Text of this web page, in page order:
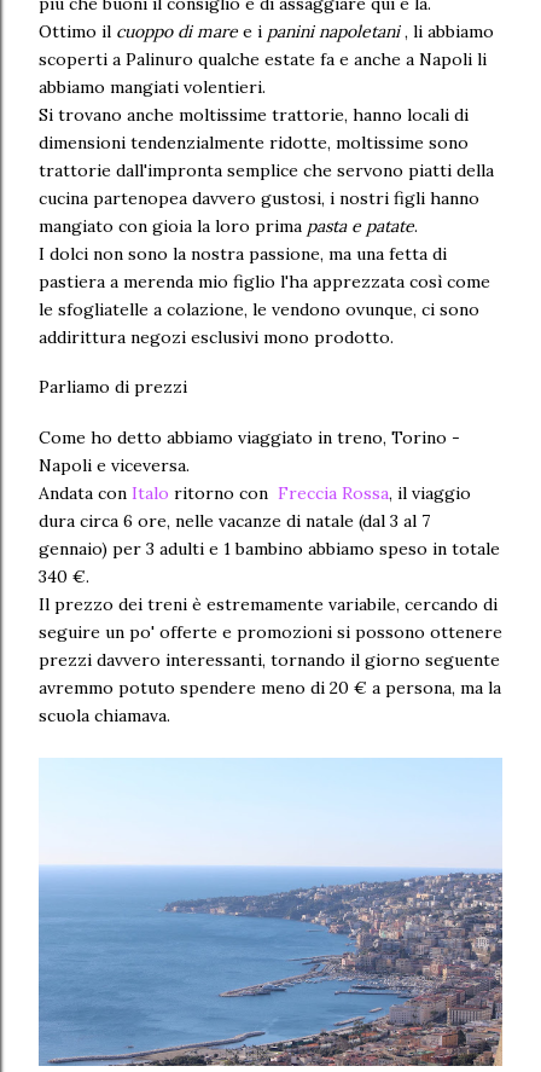
Ottimo il cuoppo di mare e i panini napoletani , li abbiamo
scoperti a Palinuro qualche estate fa e anche a Napoli li
abbiamo mangiati volentieri.
Si trovano anche moltissime trattorie, hanno locali di
dimensioni tendenzialmente ridotte, moltissime sono
trattorie dall'impronta semplice che servono piatti della
cucina partenopea davvero gustosi, i nostri figli hanno
mangiato con gioia la loro prima pasta e patate.
I dolci non sono la nostra passione, ma una fetta di
pastiera a merenda mio figlio l'ha apprezzata così come
le sfogliatelle a colazione, le vendono ovunque, ci sono
addirittura negozi esclusivi mono prodotto.
Parliamo di prezzi
Come ho detto abbiamo viaggiato in treno, Torino -
Napoli e viceversa.
Andata con Italo ritorno con Freccia Rossa, il viaggio
dura circa 6 ore, nelle vacanze di natale (dal 3 al 7
gennaio) per 3 adulti e 1 bambino abbiamo speso in totale
340 €.
Il prezzo dei treni è estremamente variabile, cercando di
seguire un po' offerte e promozioni si possono ottenere
prezzi davvero interessanti, tornando il giorno seguente
avremmo potuto spendere meno di 20 € a persona, ma la
scuola chiamava.